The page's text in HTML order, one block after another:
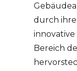
durch
innovative
Bereich